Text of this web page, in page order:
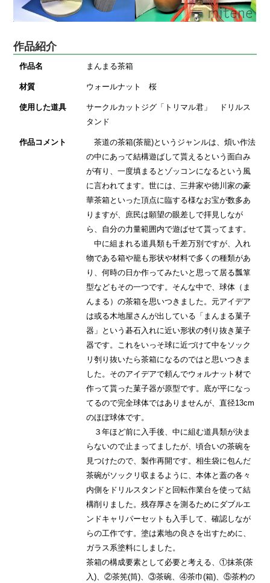
作品紹介
作品名 まんまる茶箱
材質 ウォールナット 桜
使用した道具
サークルカットジグ「トリマル君」 ドリルス
タンド
作品コメント
茶道の茶箱(茶籠)というジャンルは、煩い作法
の中にあって結構遊ばして貰えるという面白み
が有り、一度填まるとゾッコンになるという風
に言われてます。世には、三井家や徳川家の豪
華茶箱といった頂点に臨する様なお宝が数多あ
りますが、庶民は願望の眼差しで拝見しなが
ら、自分の力量範囲内で遊ばせて貰ってます。
中に組まれる道具類も千差万別ですが、入れ
物である箱や籠も形状や材料で多くの種類があ
り、何時の日か作ってみたいと思って居る瓢箪
型などもその一つです。そんな中で、球体（ま
んまる）の茶箱を思いつきました。元アイデア
は或る木地屋さんが出している「まんまる菓子
器」という碁石入れに近い形状の刳り抜き菓子
器です。これをいっそ球に近づけて中をソック
リ刳り抜いたら茶箱になるのではと思いつきま
した。そのアイデアで頼んでウォルナット材で
作って貰った菓子器が原型です。底が平になっ
てるので完全球体ではありませんが、直径13cm
のほぼ球体です。
３年ほど前に入手後、中に組む道具類が決ま
らないので止まってましたが、頃合いの茶碗を
見つけたので、製作再開です。相生袋に包んだ
茶碗がソックリ収まるように、本体と蓋の各々
内側をドリルスタンドと回転作業台を使って結
構削りました。残存厚さを測るためにダブルエ
ンドキャリパーセットも入手して、確認しなが
らの工作です。塗は素地の良さを出すために、
ガラス系塗料にしました。
茶箱の構成要素として必要と考える、①抹茶(茶
入)、②茶筅(筒)、③茶碗、④茶巾(箱)、⑤茶杓の